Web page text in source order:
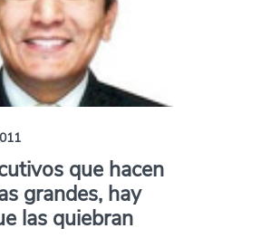
que hacen
grandes, hay
las quiebran